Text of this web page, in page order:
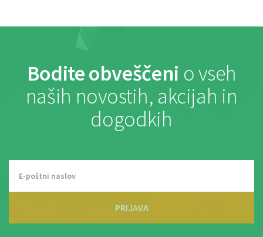
Bodite obveščeni o vseh
naših novostih, akcijah in
dogodkih
PRIJAVA